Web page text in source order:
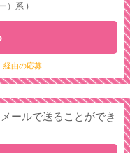
）系 )
経由の応募
ールで送ることができ